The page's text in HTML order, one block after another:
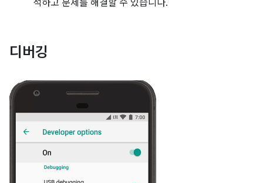
석하고 문제를 해결할 수 있습니다.
디버깅